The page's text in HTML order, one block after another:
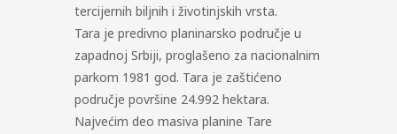
tercijernih biljnih i životinjskih vrsta.
Tara je predivno planinarsko područje u
zapadnoj Srbiji, proglašeno za nacionalnim
parkom 1981 god. Tara je zaštićeno
područje površine 24.992 hektara.
Najvećim deo masiva planine Tare